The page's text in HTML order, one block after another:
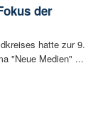
der
hatte zur 9.
"Neue Medien" ...